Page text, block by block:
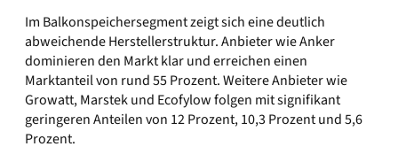
Im Balkonspeichersegment zeigt sich eine deutlich
abweichende Herstellerstruktur. Anbieter wie Anker
dominieren den Markt klar und erreichen einen
Marktanteil von rund 55 Prozent. Weitere Anbieter wie
Growatt, Marstek und Ecofylow folgen mit signifikant
geringeren Anteilen von 12 Prozent, 10,3 Prozent und 5,6
Prozent.